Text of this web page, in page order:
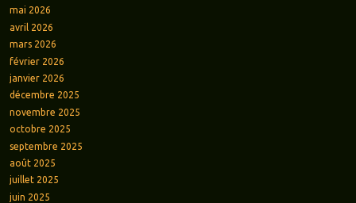
mai 2026
avril 2026
mars 2026
février 2026
janvier 2026
décembre 2025
novembre 2025
octobre 2025
septembre 2025
août 2025
juillet 2025
juin 2025